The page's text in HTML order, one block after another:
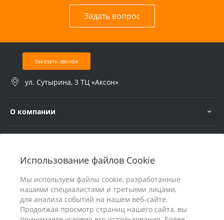
Использование файлов Cookie
Мы используем файлы cookie, разработанные
нашими специалистами и третьими лицами,
для анализа событий на нашем веб-сайте.
Продолжая просмотр страниц нашего сайта, вы
Задать вопрос
Заказать звонок
ул. Сутырина, 3 ТЦ «Аксон»
О компании